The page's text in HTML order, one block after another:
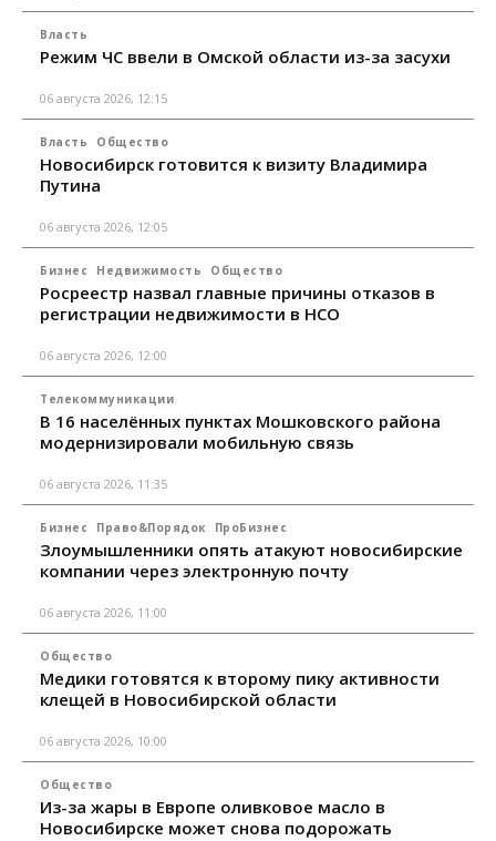
Власть
Режим ЧС ввели в Омской области из-за засухи
06 августа 2026, 12:15
Власть Общество
Новосибирск готовится к визиту Владимира
Путина
06 августа 2026, 12:05
Бизнес Недвижимость Общество
Росреестр назвал главные причины отказов в
регистрации недвижимости в НСО
06 августа 2026, 12:00
Телекоммуникации
В 16 населённых пунктах Мошковского района
модернизировали мобильную связь
06 августа 2026, 11:35
Бизнес Право&Порядок ПроБизнес
Злоумышленники опять атакуют новосибирские
компании через электронную почту
06 августа 2026, 11:00
Общество
Медики готовятся к второму пику активности
клещей в Новосибирской области
06 августа 2026, 10:00
Общество
Из-за жары в Европе оливковое масло в
Новосибирске может снова подорожать